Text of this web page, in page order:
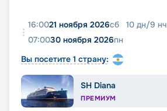
16:0021 ноября 2026сб 10 дн/9 нч
07:0030 ноября 2026пн
Вы посетите 1 страну:
SH Diana
ПРЕМИУМ